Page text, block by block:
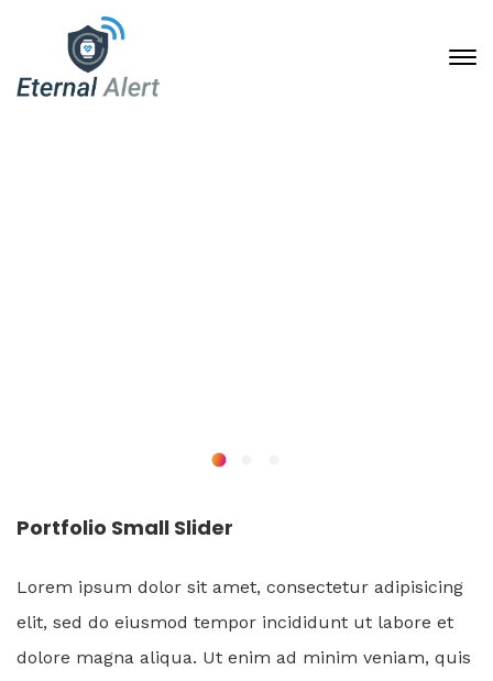
Portfolio Small Slider
Lorem ipsum dolor sit amet, consectetur adipisicing
elit, sed do eiusmod tempor incididunt ut labore et
dolore magna aliqua. Ut enim ad minim veniam, quis